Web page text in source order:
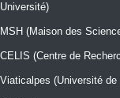
Université)
MSH (Maison des
CELIS (Centre de
Viaticalpes (Université de